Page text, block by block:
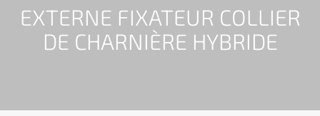
EXTERNE FIXATEUR COLLIER
DE CHARNIÈRE HYBRIDE